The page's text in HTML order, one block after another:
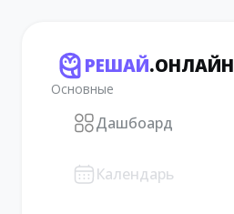
РЕШАЙ.ОНЛАЙН
Основные
Дашбоард
Календарь